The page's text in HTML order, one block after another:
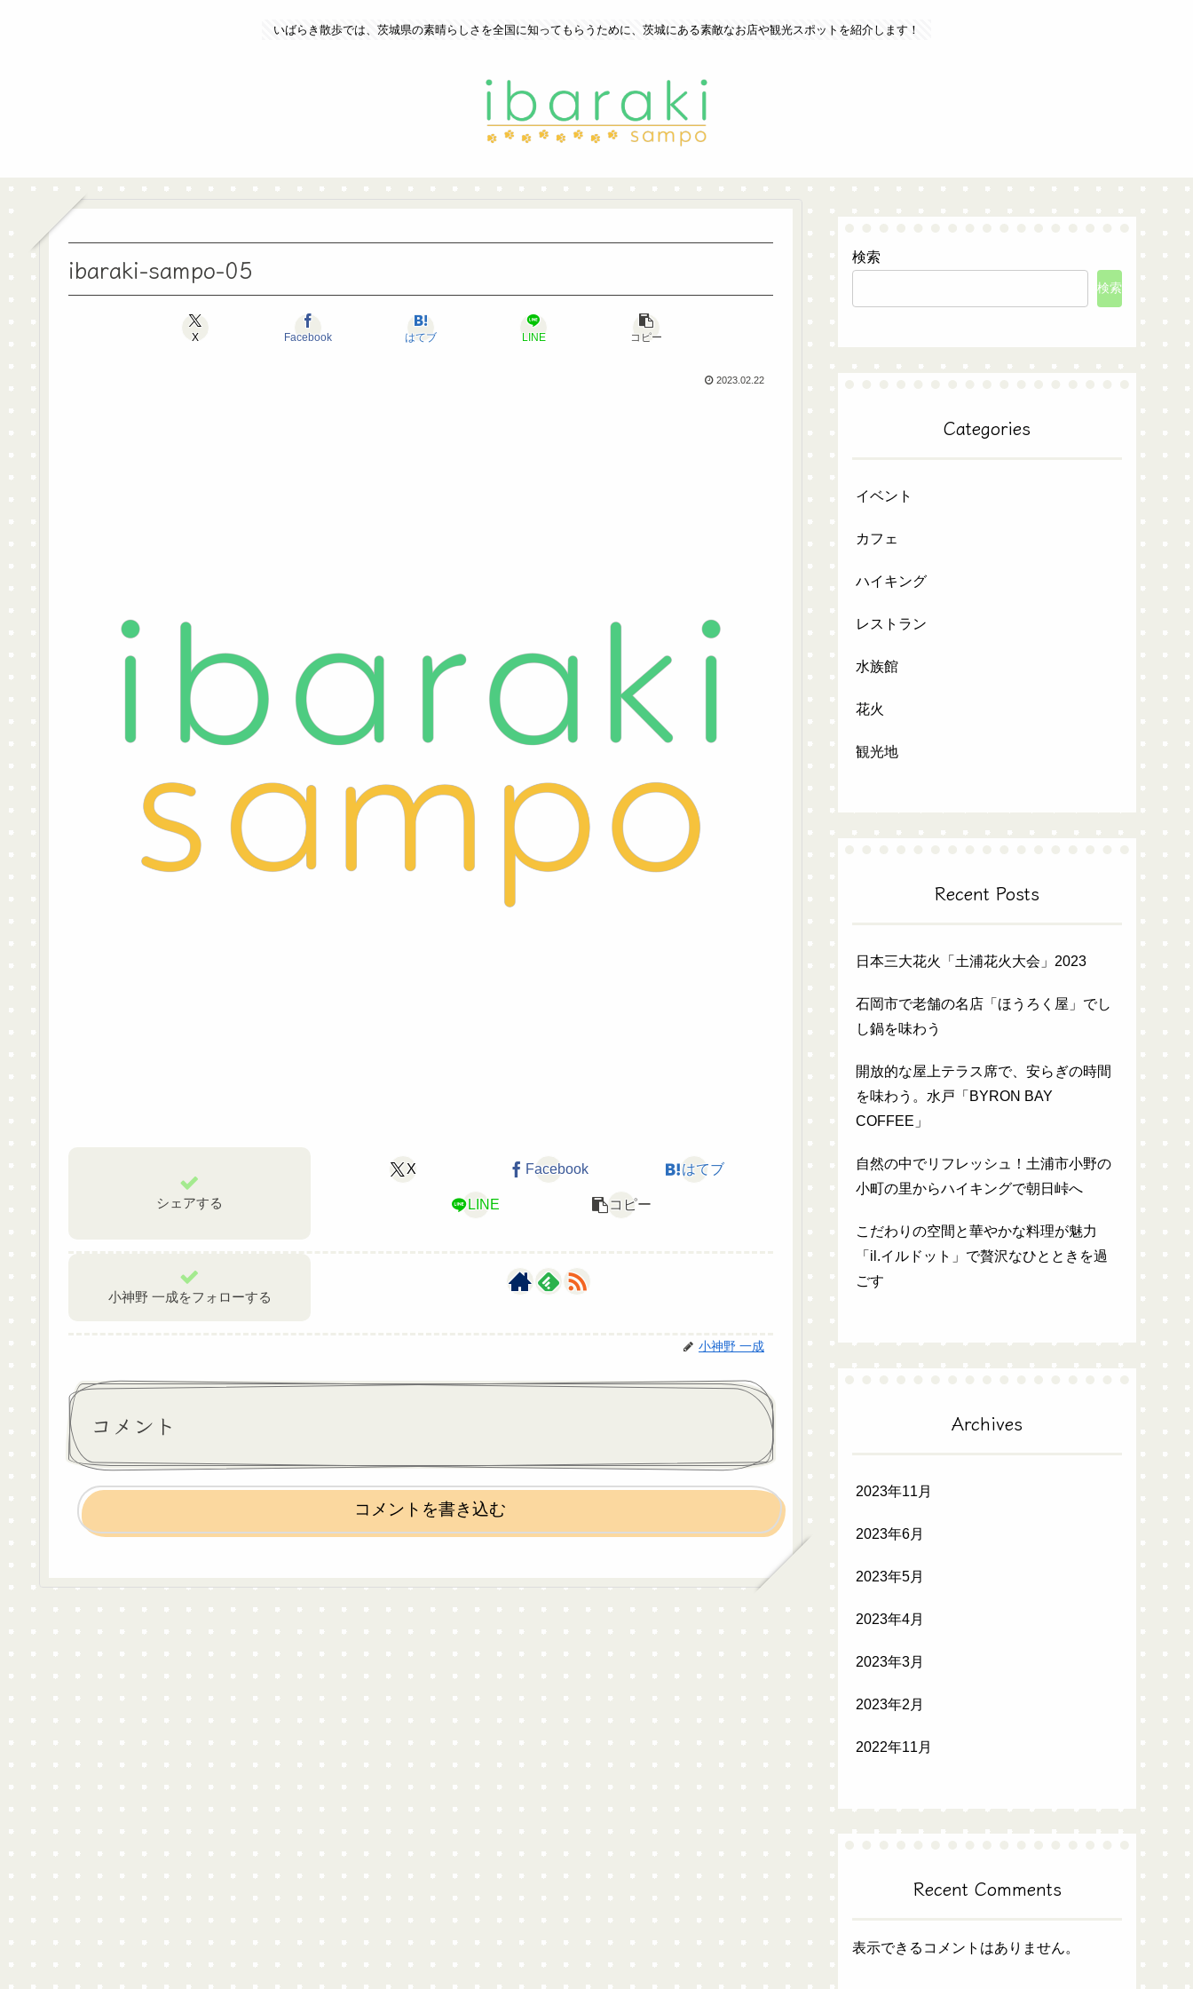
いばらき散歩では、茨城県の素晴らしさを全国に知ってもらうために、茨城にある素敵なお店や観光スポットを紹介します！
ibaraki-sampo-05
X Facebook はてブ LINE コピー
2023.02.22
シェアする
X Facebook はてブ
LINE コピー
小神野 一成をフォローする
小神野 一成
コメント
コメントを書き込む
検索
検索
Categories
イベント
カフェ
ハイキング
レストラン
水族館
花火
観光地
Recent Posts
日本三大花火「土浦花火大会」2023
石岡市で老舗の名店「ほうろく屋」でし
し鍋を味わう
開放的な屋上テラス席で、安らぎの時間
を味わう。水戸「BYRON BAY
COFFEE」
自然の中でリフレッシュ！土浦市小野の
小町の里からハイキングで朝日峠へ
こだわりの空間と華やかな料理が魅力
「il.イルドット」で贅沢なひとときを過
ごす
Archives
2023年11月
2023年6月
2023年5月
2023年4月
2023年3月
2023年2月
2022年11月
Recent Comments
表示できるコメントはありません。